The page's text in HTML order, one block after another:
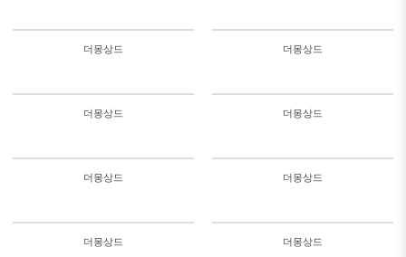
Views1062 1248
788
더몽상드
762
더몽상드
929
더몽상드
665
더몽상드
948
더몽상드
1092
더몽상드
더몽상드 더몽상드